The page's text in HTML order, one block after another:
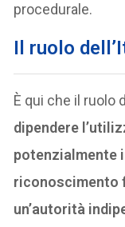
procedurale.
Il ruolo
È qui che il ruolo
dipendere
potenzialmente
riconoscimento
un’autorità